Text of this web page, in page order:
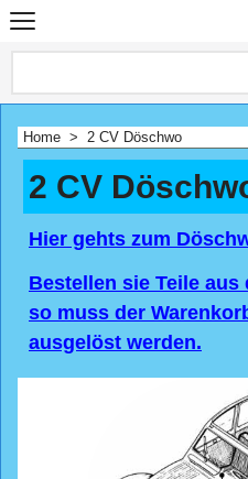
Home > 2 CV Döschwo
2 CV
Hier gehts zum
Bestellen sie Teile aus
so muss der
ausgelöst werden.